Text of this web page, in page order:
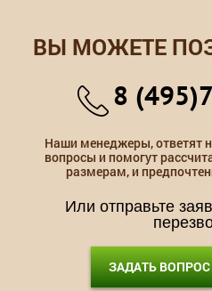
ВЫ МОЖЕТЕ
8
Наши менеджеры, ответят
вопросы и помогут
размерам, и
Или отправьте
ЗАДАТЬ